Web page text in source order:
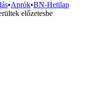
•Aprók•BN-Hetilap
előzetesbe